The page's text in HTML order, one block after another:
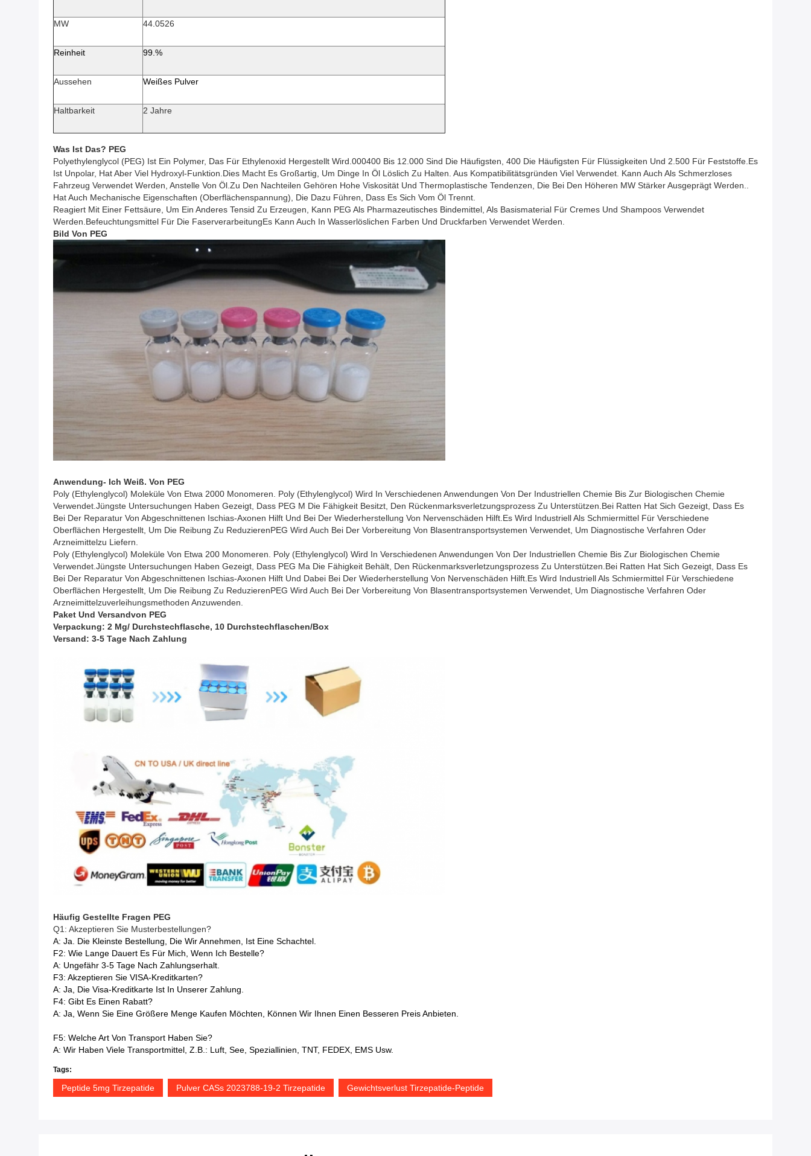
MW 44.0526
Reinheit 99.%
Aussehen Weißes Pulver
Haltbarkeit 2 Jahre
Was Ist Das? PEG
Polyethylenglycol (PEG) Ist Ein Polymer, Das Für Ethylenoxid Hergestellt Wird.000400 Bis 12.000 Sind Die Häufigsten, 400 Die Häufigsten Für Flüssigkeiten Und 2.500 Für Feststoffe.Es
Ist Unpolar, Hat Aber Viel Hydroxyl-Funktion.Dies Macht Es Großartig, Um Dinge In Öl Löslich Zu Halten. Aus Kompatibilitätsgründen Viel Verwendet. Kann Auch Als Schmerzloses
Fahrzeug Verwendet Werden, Anstelle Von Öl.Zu Den Nachteilen Gehören Hohe Viskosität Und Thermoplastische Tendenzen, Die Bei Den Höheren MW Stärker Ausgeprägt Werden..
Hat Auch Mechanische Eigenschaften (Oberflächenspannung), Die Dazu Führen, Dass Es Sich Vom Öl Trennt.
Reagiert Mit Einer Fettsäure, Um Ein Anderes Tensid Zu Erzeugen, Kann PEG Als Pharmazeutisches Bindemittel, Als Basismaterial Für Cremes Und Shampoos Verwendet
Werden.Befeuchtungsmittel Für Die FaserverarbeitungEs Kann Auch In Wasserlöslichen Farben Und Druckfarben Verwendet Werden.
Bild Von PEG
Anwendung- Ich Weiß. Von PEG
Poly (Ethylenglycol) Moleküle Von Etwa 2000 Monomeren. Poly (Ethylenglycol) Wird In Verschiedenen Anwendungen Von Der Industriellen Chemie Bis Zur Biologischen Chemie
Verwendet.Jüngste Untersuchungen Haben Gezeigt, Dass PEG M Die Fähigkeit Besitzt, Den Rückenmarksverletzungsprozess Zu Unterstützen.Bei Ratten Hat Sich Gezeigt, Dass Es
Bei Der Reparatur Von Abgeschnittenen Ischias-Axonen Hilft Und Bei Der Wiederherstellung Von Nervenschäden Hilft.Es Wird Industriell Als Schmiermittel Für Verschiedene
Oberflächen Hergestellt, Um Die Reibung Zu ReduzierenPEG Wird Auch Bei Der Vorbereitung Von Blasentransportsystemen Verwendet, Um Diagnostische Verfahren Oder
Arzneimittelzu Liefern.
Poly (ethylenglycol) Moleküle Von Etwa 200 Monomeren. Poly (ethylenglycol) Wird In Verschiedenen Anwendungen Von Der Industriellen Chemie Bis Zur Biologischen Chemie
Verwendet.Jüngste Untersuchungen Haben Gezeigt, Dass PEG Ma Die Fähigkeit Behält, Den Rückenmarksverletzungsprozess Zu Unterstützen.Bei Ratten Hat Sich Gezeigt, Dass Es
Bei Der Reparatur Von Abgeschnittenen Ischias-Axonen Hilft Und Dabei Bei Der Wiederherstellung Von Nervenschäden Hilft.Es Wird Industriell Als Schmiermittel Für Verschiedene
Oberflächen Hergestellt, Um Die Reibung Zu ReduzierenPEG Wird Auch Bei Der Vorbereitung Von Blasentransportsystemen Verwendet, Um Diagnostische Verfahren Oder
Arzneimittelzuverleihungsmethoden Anzuwenden.
Paket Und VersandVon PEG
Verpackung: 2 Mg/ Durchstechflasche, 10 Durchstechflaschen/Box
Versand: 3-5 Tage Nach Zahlung
Häufig Gestellte Fragen PEG
Q1: Akzeptieren Sie Musterbestellungen?
A: Ja. Die Kleinste Bestellung, Die Wir Annehmen, Ist Eine Schachtel.
F2: Wie Lange Dauert Es Für Mich, Wenn Ich Bestelle?
A: Ungefähr 3-5 Tage Nach Zahlungserhalt.
F3: Akzeptieren Sie VISA-Kreditkarten?
A: Ja, Die Visa-Kreditkarte Ist In Unserer Zahlung.
F4: Gibt Es Einen Rabatt?
A: Ja, Wenn Sie Eine Größere Menge Kaufen Möchten, Können Wir Ihnen Einen Besseren Preis Anbieten.
F5: Welche Art Von Transport Haben Sie?
A: Wir Haben Viele Transportmittel, Z.B.: Luft, See, Speziallinien, TNT, FEDEX, EMS Usw.
Tags:
Peptide 5mg Tirzepatide Pulver CASs 2023788-19-2 Tirzepatide Gewichtsverlust Tirzepatide-Peptide